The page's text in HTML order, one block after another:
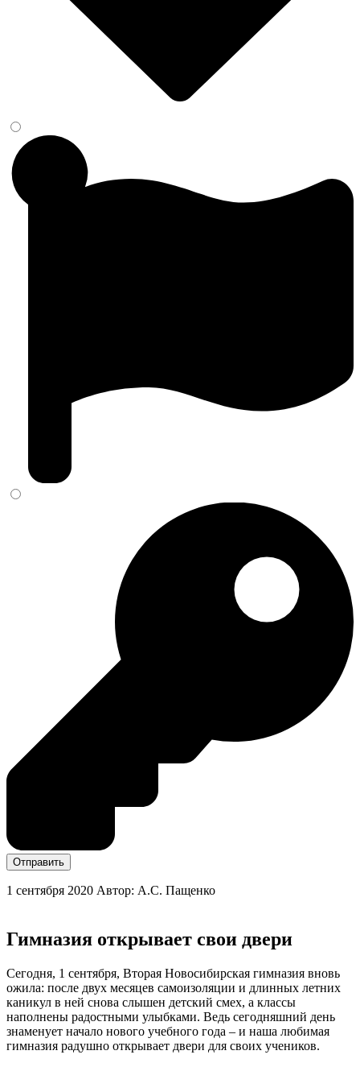
Отправить
1 сентября 2020 Автор: А.С. Пащенко
Гимназия открывает свои двери
Сегодня, 1 сентября, Вторая Новосибирская гимназия вновь
ожила: после двух месяцев самоизоляции и длинных летних
каникул в ней снова слышен детский смех, а классы
наполнены радостными улыбками. Ведь сегодняшний день
знаменует начало нового учебного года – и наша любимая
гимназия радушно открывает двери для своих учеников.